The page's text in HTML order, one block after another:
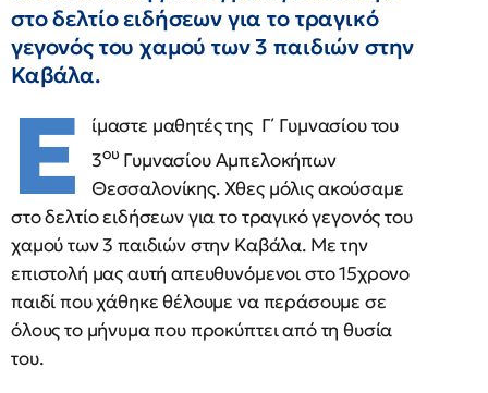
στο δελτίο ειδήσεων για το τραγικό
γεγονός του χαμού των 3 παιδιών στην
Καβάλα.
Ε
ίμαστε μαθητές της Γ΄ Γυμνασίου του
3ου Γυμνασίου Αμπελοκήπων
Θεσσαλονίκης. Χθες μόλις ακούσαμε
στο δελτίο ειδήσεων για το τραγικό γεγονός του
χαμού των 3 παιδιών στην Καβάλα. Με την
επιστολή μας αυτή απευθυνόμενοι στο 15χρονο
παιδί που χάθηκε θέλουμε να περάσουμε σε
όλους το μήνυμα που προκύπτει από τη θυσία
του.